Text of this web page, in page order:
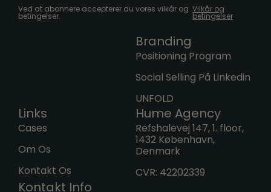
Ved at abonnere accepterer du vores vilkår og
betingelser.
Vilkår og
betingelser
Branding
Positioning Program
Social Selling På Linkedin
UNFOLD
Links
Cases
Om Os
Kontakt Os
Hume Agency
Refshalevej 147, 1. floor,
1432 København,
Denmark
CVR: 42202339
Kontakt Info